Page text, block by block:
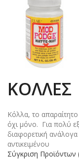
ΚΌΛΛΕΣ
Κόλλα, το
όχι μόνο. Για πολύ
διαφορετική ανάλογα
αντικειμένου
Σύγκριση Προϊόντων